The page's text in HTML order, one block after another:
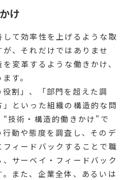
け
て効率性を上げるような取
、それだけではありませ
変革するような働きかけ、
す。
割」、「部門を超えた調
といった組織の構造的な問
技術・構造的働きかけ”で
動や態度を調査し、そのデ
ィードバックすることで職
サーベイ・フィードバック
また、企業全体、あるいは